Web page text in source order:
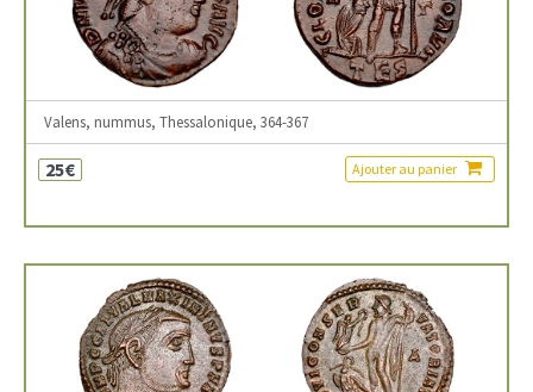
Valens, nummus, Thessalonique, 364-367
25€ Ajouter au panier